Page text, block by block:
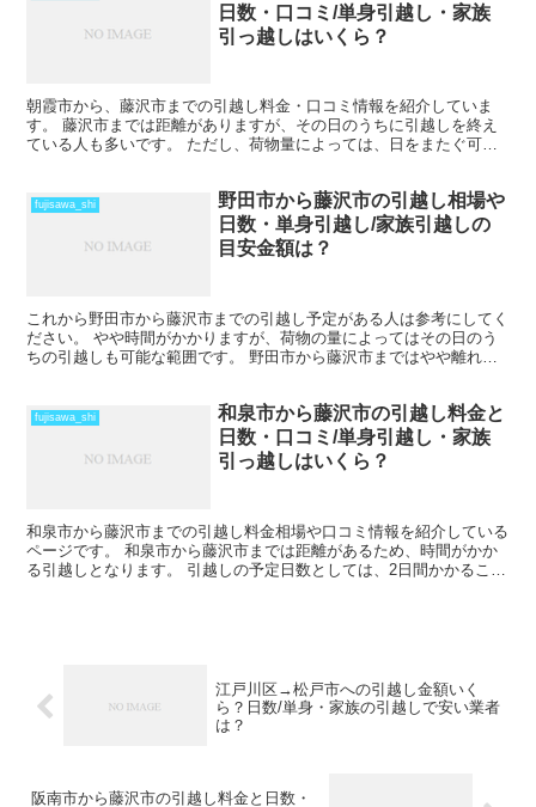
日数・口コミ/単身引越し・家族
引っ越しはいくら？
朝霞市から、藤沢市までの引越し料金・口コミ情報を紹介していま
す。 藤沢市までは距離がありますが、その日のうちに引越しを終え
ている人も多いです。 ただし、荷物量によっては、日をまたぐ可能
fujisawa_shi
野田市から藤沢市の引越し相場や
日数・単身引越し/家族引越しの
目安金額は？
これから野田市から藤沢市までの引越し予定がある人は参考にしてく
ださい。 やや時間がかかりますが、荷物の量によってはその日のう
ちの引越しも可能な範囲です。 野田市から藤沢市まではやや離れて
fujisawa_shi
和泉市から藤沢市の引越し料金と
日数・口コミ/単身引越し・家族
引っ越しはいくら？
和泉市から藤沢市までの引越し料金相場や口コミ情報を紹介している
ページです。 和泉市から藤沢市までは距離があるため、時間がかか
る引越しとなります。 引越しの予定日数としては、2日間かかること
江戸川区→松戸市への引越し金額いく
ら？日数/単身・家族の引越しで安い業者
は？
阪南市から藤沢市の引越し料金と日数・